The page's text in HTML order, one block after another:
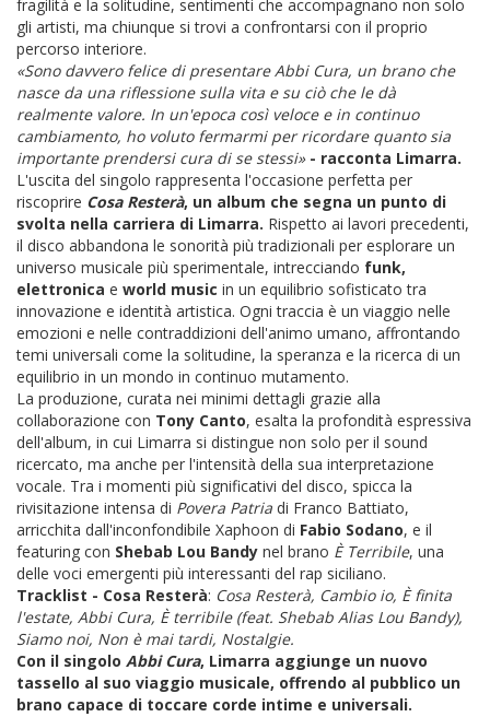
fragilità e la solitudine, sentimenti che accompagnano non solo
gli artisti, ma chiunque si trovi a confrontarsi con il proprio
percorso interiore.
«Sono davvero felice di presentareAbbi Cura, un brano che
nasce da una riflessione sulla vita e su ciò che le dà
realmente valore. In un'epoca così veloce e in continuo
cambiamento, ho voluto fermarmi per ricordare quanto sia
importante prendersi cura di se stessi» - racconta Limarra.
L'uscita del singolo rappresenta l'occasione perfetta per
riscoprire Cosa Resterà, un album che segna un punto di
svolta nella carriera di Limarra. Rispetto ai lavori precedenti,
il disco abbandona le sonorità più tradizionali per esplorare un
universo musicale più sperimentale, intrecciando funk,
elettronica e world music in un equilibrio sofisticato tra
innovazione e identità artistica. Ogni traccia è un viaggio nelle
emozioni e nelle contraddizioni dell'animo umano, affrontando
temi universali come la solitudine, la speranza e la ricerca di un
equilibrio in un mondo in continuo mutamento.
La produzione, curata nei minimi dettagli grazie alla
collaborazione con Tony Canto, esalta la profondità espressiva
dell'album, in cui Limarra si distingue non solo per il sound
ricercato, ma anche per l'intensità della sua interpretazione
vocale. Tra i momenti più significativi del disco, spicca la
rivisitazione intensa di Povera Patria di Franco Battiato,
arricchita dall'inconfondibile Xaphoon di Fabio Sodano, e il
featuring con Shebab Lou Bandy nel brano È Terribile, una
delle voci emergenti più interessanti del rap siciliano.
Tracklist - Cosa Resterà: Cosa Resterà, Cambio io, È finita
l'estate, Abbi Cura, È terribile (feat. Shebab Alias Lou Bandy),
Siamo noi, Non è mai tardi, Nostalgie.
Con il singolo Abbi Cura, Limarra aggiunge un nuovo
tassello al suo viaggio musicale, offrendo al pubblico un
brano capace di toccare corde intime e universali.